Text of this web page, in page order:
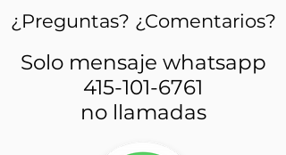
¿Preguntas? ¿Comentarios?
Solo mensaje whatsapp
415-101-6761
no llamadas